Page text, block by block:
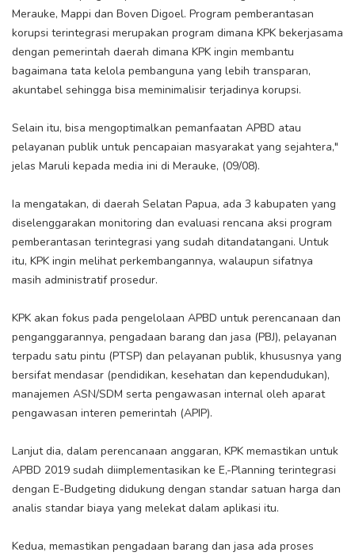
Merauke, Mappi dan Boven Digoel. Program pemberantasan
korupsi terintegrasi merupakan program dimana KPK bekerjasama
dengan pemerintah daerah dimana KPK ingin membantu
bagaimana tata kelola pembanguna yang lebih transparan,
akuntabel sehingga bisa meminimalisir terjadinya korupsi.
Selain itu, bisa mengoptimalkan pemanfaatan APBD atau
pelayanan publik untuk pencapaian masyarakat yang sejahtera,"
jelas Maruli kepada media ini di Merauke, (09/08).
Ia mengatakan, di daerah Selatan Papua, ada 3 kabupaten yang
diselenggarakan monitoring dan evaluasi rencana aksi program
pemberantasan terintegrasi yang sudah ditandatangani. Untuk
itu, KPK ingin melihat perkembangannya, walaupun sifatnya
masih administratif prosedur.
KPK akan fokus pada pengelolaan APBD untuk perencanaan dan
penganggarannya, pengadaan barang dan jasa (PBJ), pelayanan
terpadu satu pintu (PTSP) dan pelayanan publik, khususnya yang
bersifat mendasar (pendidikan, kesehatan dan kependudukan),
manajemen ASN/SDM serta pengawasan internal oleh aparat
pengawasan interen pemerintah (APIP).
Lanjut dia, dalam perencanaan anggaran, KPK memastikan untuk
APBD 2019 sudah diimplementasikan ke E,-Planning terintegrasi
dengan E-Budgeting didukung dengan standar satuan harga dan
analis standar biaya yang melekat dalam aplikasi itu.
Kedua, memastikan pengadaan barang dan jasa ada proses